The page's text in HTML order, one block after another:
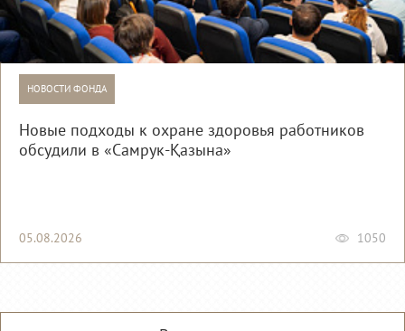
НОВОСТИ ФОНДА
Новые подходы к охране здоровья работников
обсудили в «Самрук-Қазына»
05.08.2026 1050